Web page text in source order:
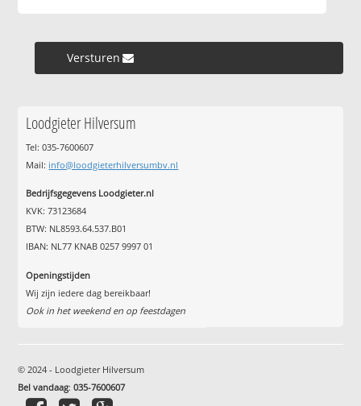
Versturen »
Loodgieter Hilversum
Tel: 035-7600607
Mail: info@loodgieterhilversumbv.nl
Bedrijfsgegevens Loodgieter.nl
KVK: 73123684
BTW: NL8593.64.537.B01
IBAN: NL77 KNAB 0257 9997 01
Openingstijden
Wij zijn iedere dag bereikbaar!
Ook in het weekend en op feestdagen
© 2024 - Loodgieter Hilversum
Bel vandaag:035-7600607